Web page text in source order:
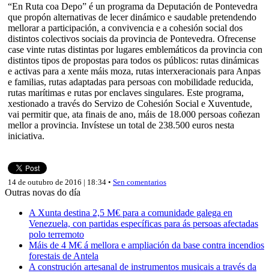
“En Ruta coa Depo” é un programa da Deputación de Pontevedra
que propón alternativas de lecer dinámico e saudable pretendendo
mellorar a participación, a convivencia e a cohesión social dos
distintos colectivos sociais da provincia de Pontevedra. Ofrecense
case vinte rutas distintas por lugares emblemáticos da provincia con
distintos tipos de propostas para todos os públicos: rutas dinámicas
e activas para a xente máis moza, rutas interxeracionais para Anpas
e familias, rutas adaptadas para persoas con mobilidade reducida,
rutas marítimas e rutas por enclaves singulares. Este programa,
xestionado a través do Servizo de Cohesión Social e Xuventude,
vai permitir que, ata finais de ano, máis de 18.000 persoas coñezan
mellor a provincia. Invístese un total de 238.500 euros nesta
iniciativa.
14 de outubro de 2016 | 18:34 • Sen comentarios
Outras novas do día
A Xunta destina 2,5 M€ para a comunidade galega en
Venezuela, con partidas específicas para ás persoas afectadas
polo terremoto
Máis de 4 M€ á mellora e ampliación da base contra incendios
forestais de Antela
A construción artesanal de instrumentos musicais a través da